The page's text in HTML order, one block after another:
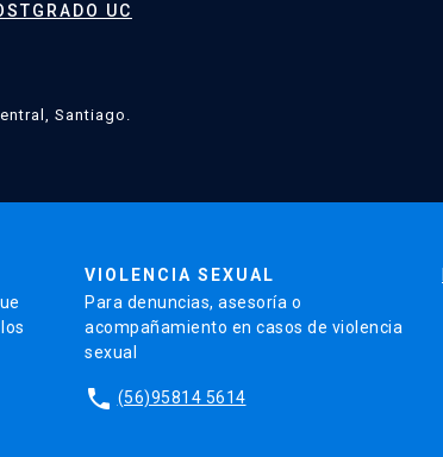
UC
Santiago.
VIOLENCIA SEXUAL
Para denuncias, asesoría o
acompañamiento en casos de violencia
sexual
phone (56)95814 5614